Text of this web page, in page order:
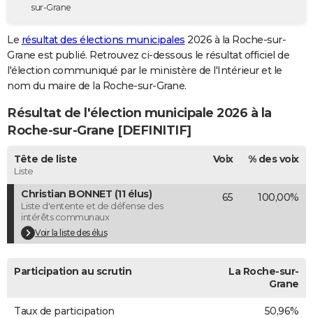
Destinations
City break
Voyage nature
Voyage de noces
Forum
GUIDES D'ACHAT
BONS PLANS
Carte de Noël
Carte Bonne année
Carte Saint-Valentin
Carte Pâques
Carte d'anniversaire
DICTIONNAIRE
Dictionnaire
Biographies
Citations
Expressions
Proverbes
PROGRAMME TV
COPAINS D'AVANT
S'inscrire
Se connecter
Lycées
Collèges
Primaires
Universités
Entreprises
Service militaire
Avis de recherche
AVIS DE DÉCÈS
FORUM
Bricolage
Lifestyle
Culture
Sport
Auto
Television
Voyage
Cinema
sur-Grane
Le résultat des élections municipales 2026 à la Roche-sur-
Grane est publié. Retrouvez ci-dessous le résultat officiel de
l'élection communiqué par le ministère de l'Intérieur et le
nom du maire de la Roche-sur-Grane.
Résultat de l'élection municipale 2026 à la
Roche-sur-Grane [DEFINITIF]
Tête de liste
Liste
Voix % des voix
Christian BONNET (11 élus)
Liste d'entente et de défense des
intérêts communaux
Voir la liste des élus
65 100,00%
Participation au scrutin
La Roche-sur-
Grane
Taux de participation 50,96%